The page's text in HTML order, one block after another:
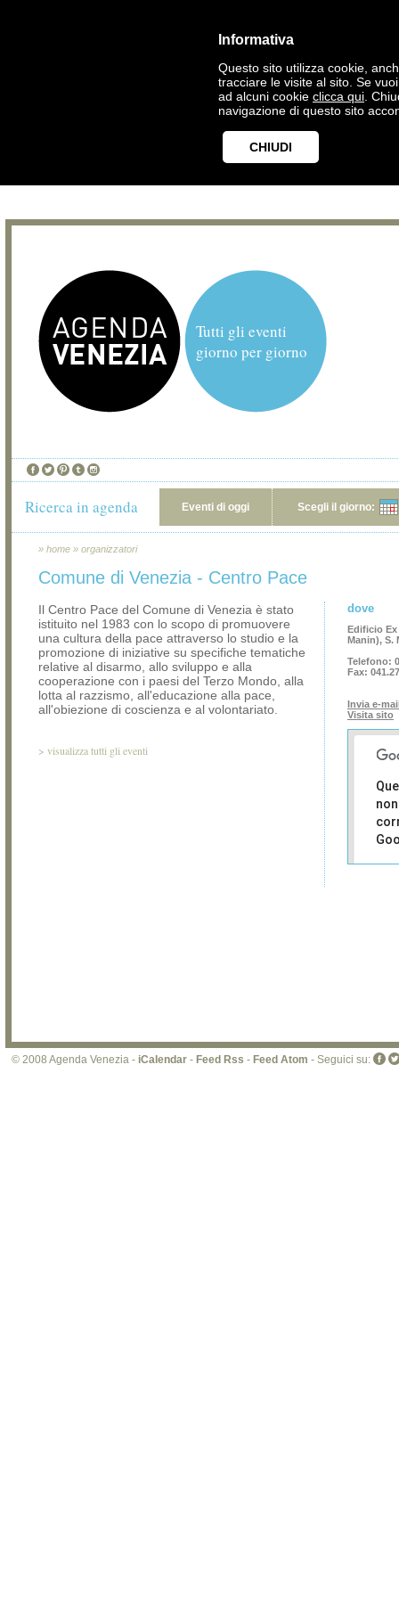
Informativa
Questo sito utilizza cookie,
tracciare le visite al sito. Se
ad alcuni cookie clicca qui .
navigazione di questo sito
CHIUDI
Tutti gli eventi
giorno per giorno
Ricerca in agenda Eventi di oggi Scegli il giorno:
» home » organizzatori
Comune di Venezia - Centro Pace
Il Centro Pace del Comune di Venezia è stato
istituito nel 1983 con lo scopo di promuovere
una cultura della pace attraverso lo studio e la
promozione di iniziative su specifiche tematiche
relative al disarmo, allo sviluppo e alla
cooperazione con i paesi del Terzo Mondo, alla
lotta al razzismo, all'educazione alla pace,
all'obiezione di coscienza e al volontariato.
> visualizza tutti gli eventi
dove
Edificio Ex
Manin), S.
Telefono:
Fax:
Invia e-
Visita sito
© 2008 Agenda Venezia - iCalendar - Feed Rss - Feed Atom - Seguici su: